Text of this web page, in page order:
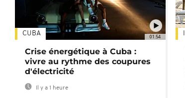
01:54
CUBA
Crise énergétique à Cuba :
vivre au rythme des coupures
d'électricité
Il y a 1 heure